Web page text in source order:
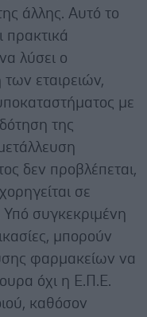
άλλης. Αυτό το
πρακτικά
λύσει ο
εταιρειών,
με
της
δεν προβλέπεται,
σε
Υπό συγκεκριμένη
μπορούν
φαρμακείων να
όχι η Ε.Π.Ε.
καθόσον